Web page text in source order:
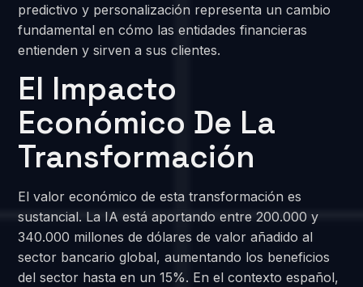
predictivo y personalización representa un cambio
fundamental en cómo las entidades financieras
entienden y sirven a sus clientes.
El Impacto
Económico De La
Transformación
El valor económico de esta transformación es
sustancial. La IA está aportando entre 200.000 y
340.000 millones de dólares de valor añadido al
sector bancario global, aumentando los beneficios
del sector hasta en un 15%. En el contexto español,